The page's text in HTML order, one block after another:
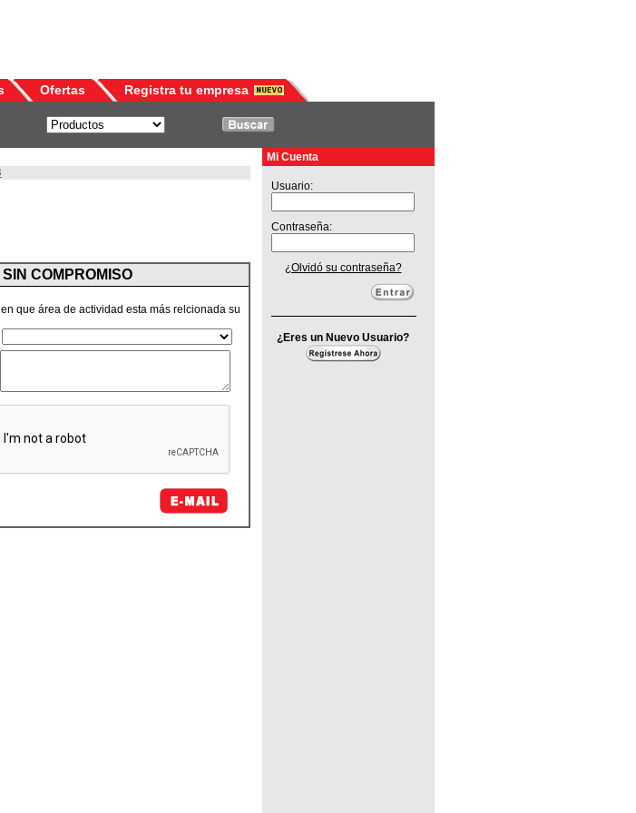
Ofertas Registra tu empresa
Mi Cuenta
COMPROMISO
que área de actividad esta más relcionada su
Usuario:
Contraseña:
¿Olvidó su contraseña?
¿Eres un Nuevo Usuario?